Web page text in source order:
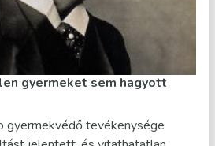
gyermeket sem hagyott
gyermekvédő tevékenysége